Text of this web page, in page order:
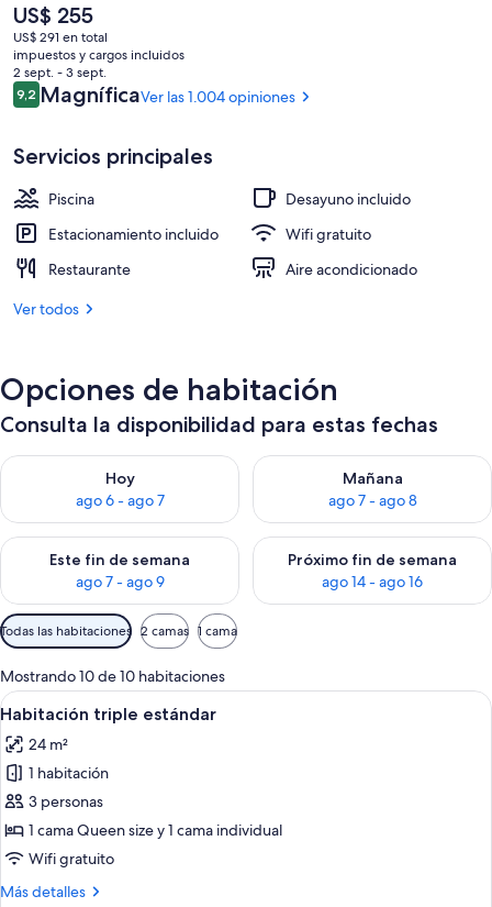
Una piscina al aire libre de
El
precio
actual
es
de
US$ 255
US$ 255
US$ 291 en total
impuestos y cargos incluidos
2 sept. - 3 sept.
Opiniones
9,29,2 de 10
MagníficaVer las 1.004 opiniones
Servicios principales
Piscina
Desayuno incluido
Estacionamiento incluido
Wifi gratuito
Restaurante
Aire acondicionado
Ver todos
Opciones de habitación
Consulta la disponibilidad para estas fechas
Hoy
ago 6 - ago 7
Consulta la disponibilidad para hoy ago 6 - ago 7
Mañana
ago 7 - ago 8
Consulta la disponibilidad
Este fin de semana
ago 7 - ago 9
Consulta la disponibilidad para este fin de semana ago 7 -
Próximo fin de semana
ago 14 - ago 16
Consulta la disponibilidad
Filtros
disponibles
para
las
habitaciones
Todas las habitaciones 2 camas 1 cama
Mostrando 10 de 10 habitaciones
Ver
todas
las
fotos
de
Habitación
triple
Habitación de hotel con cama,
4
Habitación triple estándar
24 m²
1 habitación
3 personas
1 cama Queen size y 1 cama individual
Wifi gratuito
Más detalles
Más